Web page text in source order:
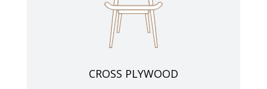
CROSS PLYWOOD